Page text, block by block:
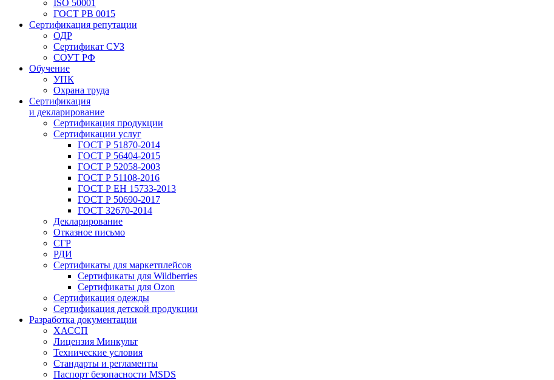
ISO 50001
ГОСТ РВ 0015
Сертификация репутации
ОДР
Сертификат СУЗ
СОУТ РФ
Обучение
УПК
Охрана труда
Сертификация
и декларирование
Сертификация продукции
Сертификации услуг
ГОСТ Р 51870-2014
ГОСТ Р 56404-2015
ГОСТ Р 52058-2003
ГОСТ Р 51108-2016
ГОСТ Р ЕН 15733-2013
ГОСТ Р 50690-2017
ГОСТ 32670-2014
Декларирование
Отказное письмо
СГР
РДИ
Сертификаты для маркетплейсов
Сертификаты для Wildberries
Сертификаты для Ozon
Сертификация одежды
Сертификация детской продукции
Разработка документации
ХАССП
Лицензия Минкульт
Технические условия
Стандарты и регламенты
Паспорт безопасности MSDS